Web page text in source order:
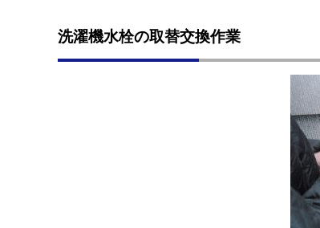
洗濯機水栓の取替交換作業